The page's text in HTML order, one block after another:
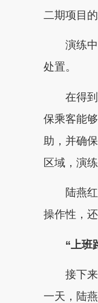
二期项目
演练中，
处置。
在得到临
保乘客能
助，并确
区域，演
陆燕红表
操作性，
“上班路
接下来，
一天，陆